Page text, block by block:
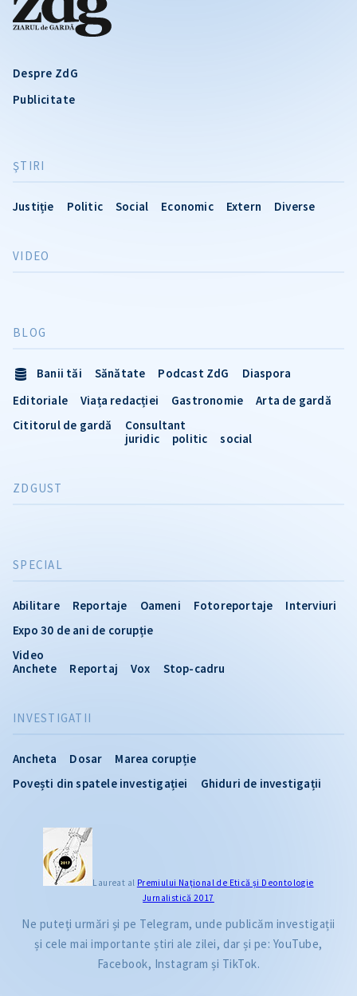
Despre ZdG
Publicitate
ŞTIRI
Justiție Politic Social Economic Extern Diverse
INVESTIGATII
Ancheta Dosar
Marea corupție
Povești din spatele investigației
Ghiduri de investigații
VIDEO
SPECIAL
Abilitare Reportaje Oameni Fotoreportaje
Interviuri
Expo 30 de ani de corupție
Video
Anchete
Reportaj Vox Stop-cadru
BLOG
Banii tăi Sănătate Podcast ZdG
Diaspora
Editoriale
Viața redacției Gastronomie
Arta de gardă
Cititorul de gardă
Consultant
juridic
politic social
ZDGUST
Laureat al Premiului Naţional de Etică și Deontologie
Jurnalistică 2017
Ne puteți urmări și pe Telegram, unde publicăm investigații
și cele mai importante știri ale zilei, dar și pe: YouTube,
Facebook, Instagram și TikTok.